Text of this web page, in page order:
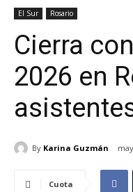
El Sur Rosario
Cierra
2026 en
By Karina Guzmán
Cuota